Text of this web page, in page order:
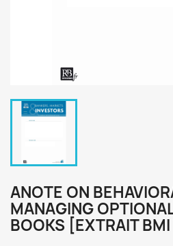
ANOTE ON
MANAGING
BOOKS [EXTRAIT BMI